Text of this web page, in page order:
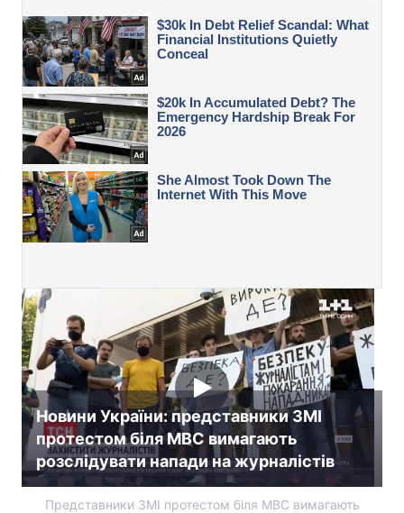
Новини України: представники ЗМІ
протестом біля МВС вимагають
розслідувати напади на журналістів
Представники ЗМІ протестом біля МВС вимагають